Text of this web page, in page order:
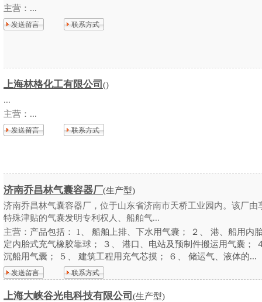
主营： ...
发送留言 联系方式
上海林格化工有限公司 ()
...
主营： ...
发送留言 联系方式
济南乔昌林气囊容器厂(生产型)
济南乔昌林气囊容器厂，位于山东省济南市天桥工业园内。该厂由
特殊津贴的气囊发明专利权人、船舶气...
主营： 产品包括： 1、 船舶上排、下水用气囊； ２、 港、船用内
定内胎式充气橡胶靠球； ３、 港口、电站及预制件搬运用气囊；
沉船用气囊； ５、 建筑工程用充气芯摸； ６、 储运气、液体的...
发送留言 联系方式
上海大峡谷光电科技有限公司 (生产型)